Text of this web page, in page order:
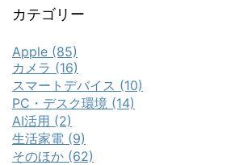
カテゴリー
Apple (85)
カメラ (16)
スマートデバイス (10)
PC・デスク環境 (14)
AI活用 (2)
生活家電 (9)
そのほか (62)